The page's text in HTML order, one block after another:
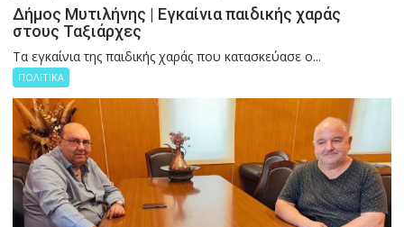
Δήμος Μυτιλήνης | Εγκαίνια παιδικής χαράς
στους Ταξιάρχες
Tα εγκαίνια της παιδικής χαράς που κατασκεύασε ο...
ΠΟΛΙΤΙΚΑ